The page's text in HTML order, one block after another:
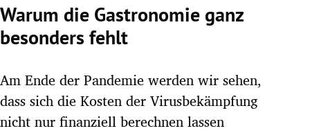
Untermenü
Warum die Gastronomie ganz
besonders fehlt
Am Ende der Pandemie werden wir sehen,
dass sich die Kosten der Virusbekämpfung
nicht nur finanziell berechnen lassen